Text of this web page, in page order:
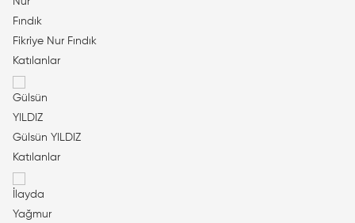
Fikriye Nur Fındık
Katılanlar
Gülsün YILDIZ
Katılanlar